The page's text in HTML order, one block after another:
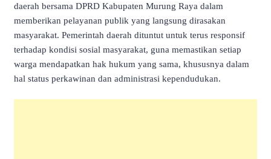
daerah bersama DPRD Kabupaten Murung Raya dalam
memberikan pelayanan publik yang langsung dirasakan
masyarakat. Pemerintah daerah dituntut untuk terus responsif
terhadap kondisi sosial masyarakat, guna memastikan setiap
warga mendapatkan hak hukum yang sama, khususnya dalam
hal status perkawinan dan administrasi kependudukan.